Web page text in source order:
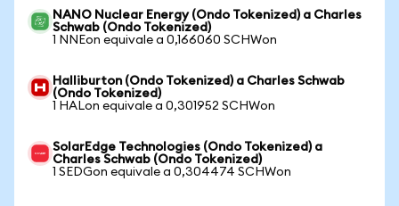
NANO Nuclear Energy (Ondo Tokenized) a Charles
Schwab (Ondo Tokenized)
1 NNEon equivale a 0,166060 SCHWon
Halliburton (Ondo Tokenized) a Charles Schwab
(Ondo Tokenized)
1 HALon equivale a 0,301952 SCHWon
SolarEdge Technologies (Ondo Tokenized) a
Charles Schwab (Ondo Tokenized)
1 SEDGon equivale a 0,304474 SCHWon